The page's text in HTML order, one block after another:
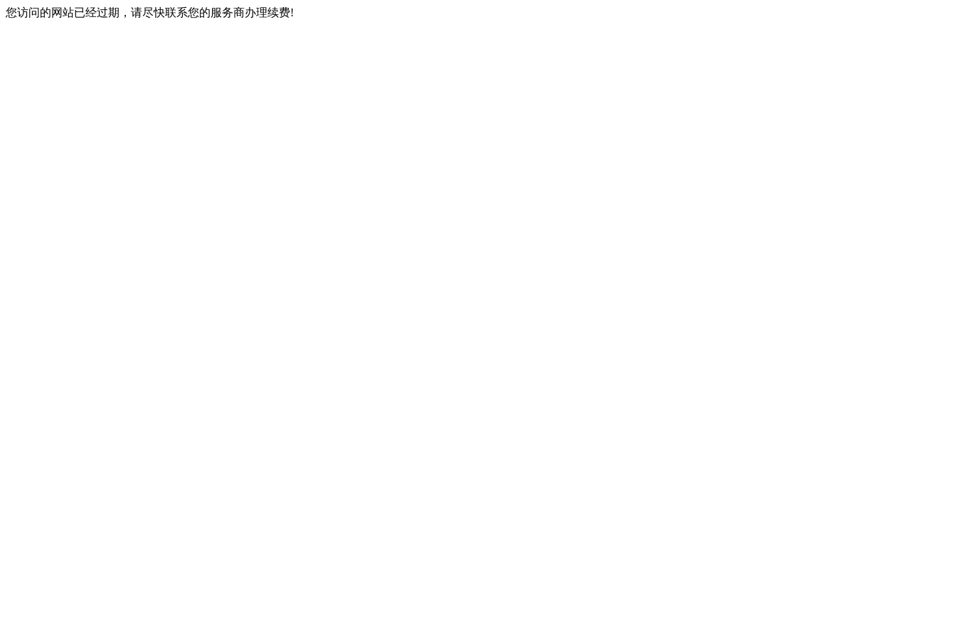
您访问的网站已经过期，请尽快联系您的服务商办理续费!